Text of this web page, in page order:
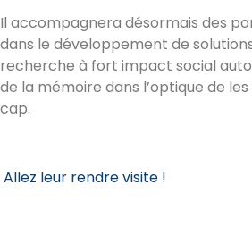
Il accompagnera désormais des
dans le développement de
recherche à fort impact social
de la mémoire dans l’optique de
cap.
Allez leur rendre visite !